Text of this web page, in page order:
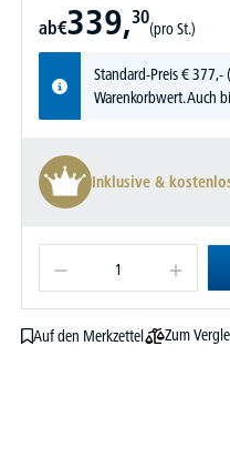
ab€339,30
(pro St.)
Standard-Preis€377,-
Warenkorbwert. Auch
Inklusive &
Auf den Merkzettel
Zum